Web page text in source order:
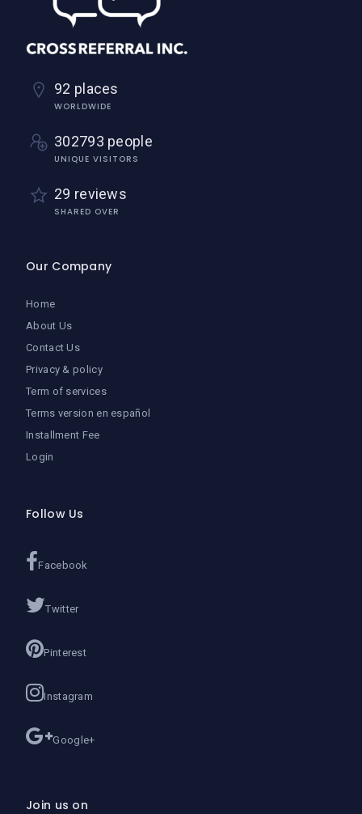
92 places
WORLDWIDE
302793 people
UNIQUE VISITORS
29 reviews
SHARED OVER
Our Company
Home
About Us
Contact Us
Privacy & policy
Term of services
Terms version en español
Installment Fee
Login
Follow Us
Facebook
Twitter
Pinterest
Instagram
Google+
Join us on